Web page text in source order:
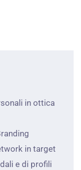
in ottica
in target
e di profili